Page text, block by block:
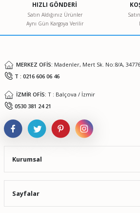
Ürün bilgilerinde hatalar bulunuyor.
Ürün fiyatı diğer sitelerden daha pahalı.
HIZLI GÖNDERİ
Satın Aldığınız Ürünler
Aynı Gün Kargoya Verilir
MERKEZ OFİS: Madenler, Mert Sk. No:8/A,
T : 0216 606 06 46
İZMİR OFİS: T : Balçova / İzmir
0530 381 24 21
Kurumsal
Sayfalar